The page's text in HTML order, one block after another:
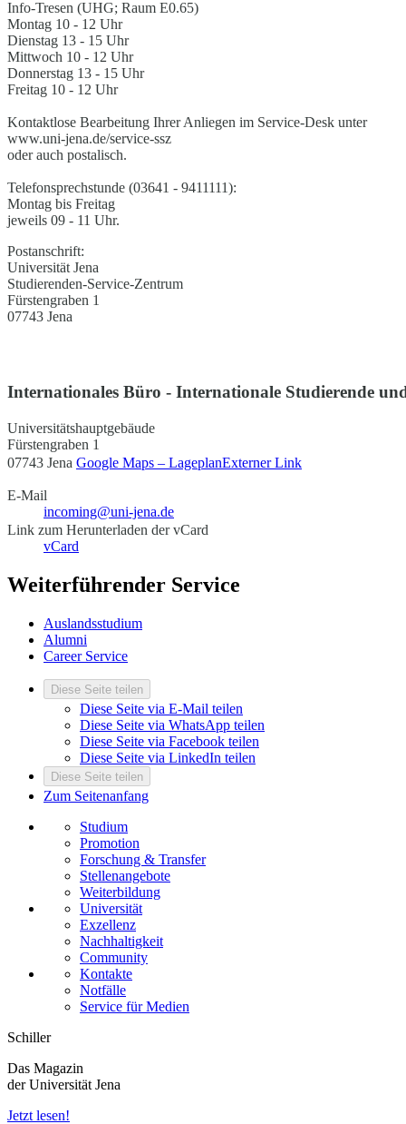
Info-Tresen (UHG; Raum E0.65)
Montag 10 - 12 Uhr
Dienstag 13 - 15 Uhr
Mittwoch 10 - 12 Uhr
Donnerstag 13 - 15 Uhr
Freitag 10 - 12 Uhr
Kontaktlose Bearbeitung Ihrer Anliegen im Service-Desk unter
www.uni-jena.de/service-ssz
oder auch postalisch.
Telefonsprechstunde (03641 - 9411111):
Montag bis Freitag
jeweils 09 - 11 Uhr.
Postanschrift:
Universität Jena
Studierenden-Service-Zentrum
Fürstengraben 1
07743 Jena
Internationales Büro - Internationale Studierende
Universitätshauptgebäude
Fürstengraben 1
07743 Jena Google Maps – LageplanExterner Link
E-Mail
incoming@uni-jena.de
Link zum Herunterladen der vCard
vCard
Weiterführender Service
Auslandsstudium
Alumni
Career Service
Diese Seite teilen
Diese Seite via E-Mail teilen
Diese Seite via WhatsApp teilen
Diese Seite via Facebook teilen
Diese Seite via LinkedIn teilen
Diese Seite teilen
Zum Seitenanfang
Studium
Promotion
Forschung & Transfer
Stellenangebote
Weiterbildung
Universität
Exzellenz
Nachhaltigkeit
Community
Kontakte
Notfälle
Service für Medien
Schiller
Das Magazin
der Universität Jena
Jetzt lesen!